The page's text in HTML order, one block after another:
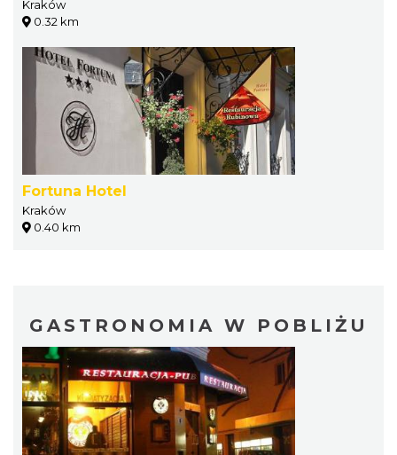
Kraków
0.32 km
Fortuna Hotel
Kraków
0.40 km
GASTRONOMIA W POBLIŻU